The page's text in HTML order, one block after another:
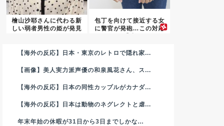
檜山沙耶さんに代わる新
しい弱者男性の姫が発見
包丁を向けて接近する女
に警官が発砲…この対応
【海外の反応】日本・東京のレトロで隠れ家...
【画像】美人実力派声優の和泉風花さん、ス...
【海外の反応】日本の同性カップルがカナダ...
【海外の反応】日本は動物のネグレクトと虐...
年末年始の休暇が31日から3日までしかな...